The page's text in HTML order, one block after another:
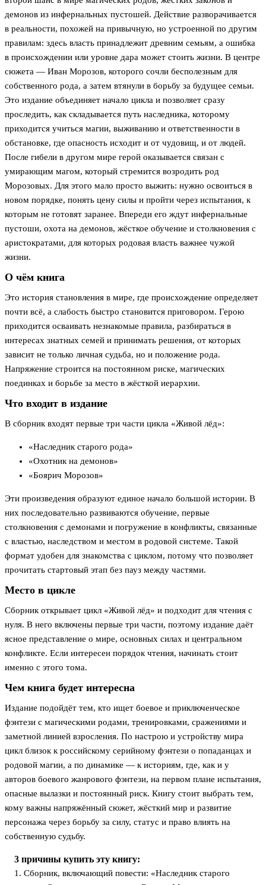
демонов из инфернальных пустошей. Действие разворачивается
в реальности, похожей на привычную, но устроенной по другим
правилам: здесь власть принадлежит древним семьям, а ошибка
в происхождении или уровне дара может стоить жизни. В центре
сюжета — Иван Морозов, которого сочли бесполезным для
собственного рода, а затем втянули в борьбу за будущее семьи.
Это издание объединяет начало цикла и позволяет сразу
проследить, как складывается путь наследника, которому
приходится учиться магии, выживанию и ответственности в
обстановке, где опасность исходит и от чудовищ, и от людей.
После гибели в другом мире герой оказывается связан с
умирающим магом, который стремится возродить род
Морозовых. Для этого мало просто выжить: нужно освоиться в
новом порядке, понять цену силы и пройти через испытания, к
которым не готовят заранее. Впереди его ждут инфернальные
пустоши, охота на демонов, жёсткое обучение и столкновения с
аристократами, для которых родовая власть важнее чужой
жизни.
О чём книга
Это история становления в мире, где происхождение определяет
почти всё, а слабость быстро становится приговором. Герою
приходится осваивать незнакомые правила, разбираться в
интересах знатных семей и принимать решения, от которых
зависит не только личная судьба, но и положение рода.
Напряжение строится на постоянном риске, магических
поединках и борьбе за место в жёсткой иерархии.
Что входит в издание
В сборник входят первые три части цикла «Живой лёд»:
«Наследник старого рода»
«Охотник на демонов»
«Боярич Морозов»
Эти произведения образуют единое начало большой истории. В
них последовательно развиваются обучение, первые
столкновения с демонами и погружение в конфликты, связанные
с властью, наследством и местом в родовой системе. Такой
формат удобен для знакомства с циклом, потому что позволяет
прочитать стартовый этап без пауз между частями.
Место в цикле
Сборник открывает цикл «Живой лёд» и подходит для чтения с
нуля. В него включены первые три части, поэтому издание даёт
ясное представление о мире, основных силах и центральном
конфликте. Если интересен порядок чтения, начинать стоит
именно с этого тома.
Чем книга будет интересна
Издание подойдёт тем, кто ищет боевое и приключенческое
фэнтези с магическими родами, тренировками, сражениями и
заметной линией взросления. По настрою и устройству мира
цикл близок к российскому серийному фэнтези о попаданцах и
родовой магии, а по динамике — к историям, где, как и у
авторов боевого жанрового фэнтези, на первом плане испытания,
опасные вылазки и постоянный риск. Книгу стоит выбрать тем,
кому важны напряжённый сюжет, жёсткий мир и развитие
персонажа через борьбу за силу, статус и право влиять на
собственную судьбу.
3 причины купить эту книгу:
1. Сборник, включающий повести: «Наследник старого